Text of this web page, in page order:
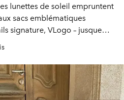
lunettes de soleil empruntent
sacs emblématiques
signature, VLogo – jusque
d’éléments d’ornement. À
explorent une écriture
par des géométries affirmées